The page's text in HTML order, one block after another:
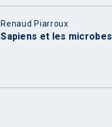
Renaud Piarroux
Sapiens et les microbes